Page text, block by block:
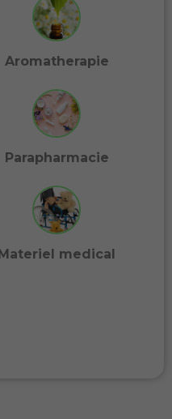
Aromatherapie
Parapharmacie
Materiel medical